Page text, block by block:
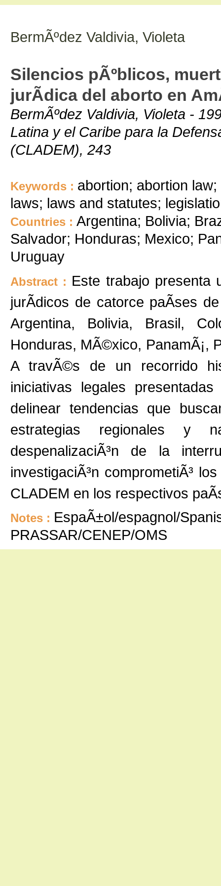
BermÃºdez Valdivia, Violeta
Silencios pÃºblicos,
jurÃ­dica del aborto en
BermÃºdez Valdivia, Violeta -
Latina y el Caribe para la
(CLADEM), 243
Keywords : abortion; abortion
laws; laws and statutes;
Countries : Argentina; Bolivia;
Salvador; Honduras; Mexico;
Uruguay
Abstract : Este trabajo presenta
jurÃ­dicos de catorce paÃ­ses
Argentina, Bolivia, Brasil,
Honduras, MÃ©xico, PanamÃ¡,
A travÃ©s de un recorrido
iniciativas legales
delinear tendencias que
estrategias regionales y
despenalizaciÃ³n de la
investigaciÃ³n comprometiÃ³
CLADEM en los respectivos
Notes : EspaÃ±ol/espagnol/
PRASSAR/CENEP/OMS